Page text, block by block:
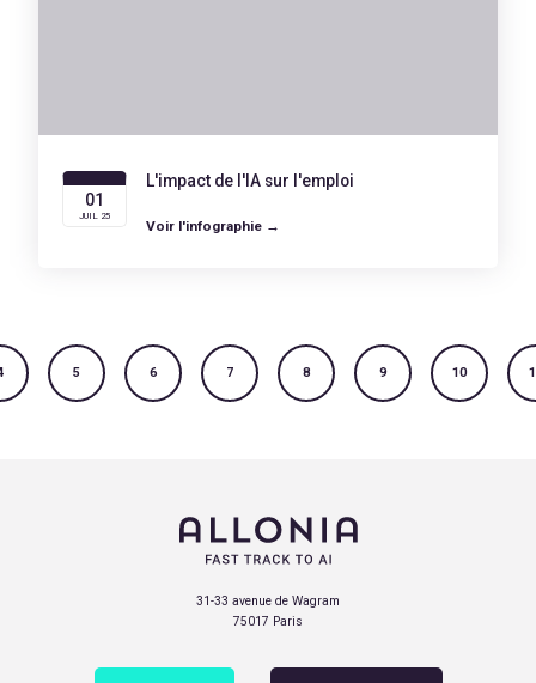
01
JUIL 25
L'impact de l'IA sur l'emploi
Voir l'infographie →
5 6 7 8 9 10
31-33 avenue de Wagram
75017 Paris